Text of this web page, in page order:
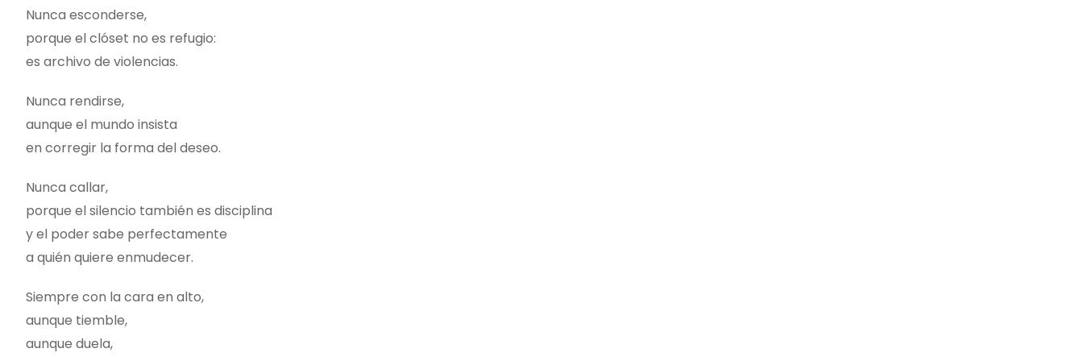
Nunca esconderse,
porque el clóset no es refugio:
es archivo de violencias.
Nunca rendirse,
aunque el mundo insista
en corregir la forma del deseo.
Nunca callar,
porque el silencio también es disciplina
y el poder sabe perfectamente
a quién quiere enmudecer.
Siempre con la cara en alto,
aunque tiemble,
aunque duela,